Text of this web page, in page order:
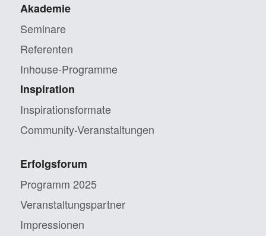
Akademie
Seminare
Referenten
Inhouse-Programme
Inspiration
Inspirationsformate
Community-Veranstaltungen
Erfolgsforum
Programm 2025
Veranstaltungs­partner
Impressionen